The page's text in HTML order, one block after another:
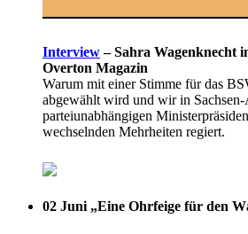
Interview– Sahra Wagenknecht
Overton Magazin
Warum mit einer Stimme für das
abgewählt wird und wir in
parteiunabhängigen
wechselnden Mehrheiten regiert.
02 Juni„Eine Ohrfeige für den